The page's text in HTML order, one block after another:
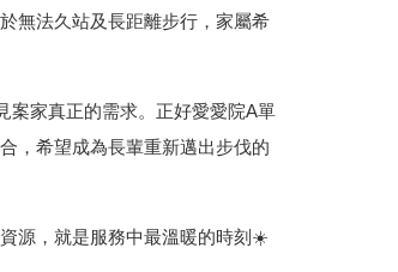
無法久站及長距離步行，家屬希
案家真正的需求。正好愛愛院A單
，希望成為長輩重新邁出步伐的
源，就是服務中最溫暖的時刻☀️